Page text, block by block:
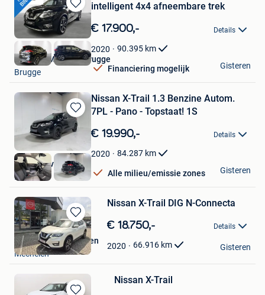
Bewaren
in
Mijn
Favorieten
intelligent 4x4 afneembare trek
€ 17.900,- Details
2020 90.395 km
Financiering mogelijk
Nissan GMS Store Brugge
Brugge
Gisteren
Bewaren
in
Mijn
Favorieten
Nissan X-Trail 1.3 Benzine Autom.
7PL - Pano - Topstaat! 1S
€ 19.990,- Details
2020 84.287 km
Alle milieu/emissie zones
Provan Invest BV
Nazareth
Gisteren
Bewaren
in
Mijn
Favorieten
Nissan X-Trail DIG N-Connecta
€ 18.750,- Details
2020 66.916 km
Leo Peeters Mechelen
Mechelen
Gisteren
Nissan X-Trail